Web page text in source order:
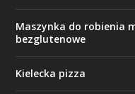
Maszynka do robienia
bezglutenowe
Kielecka pizza